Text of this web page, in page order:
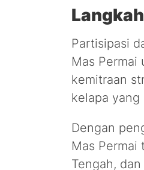
Partisipasi
Mas
kemitraan
kelapa
Dengan
Mas Permai
Tengah,